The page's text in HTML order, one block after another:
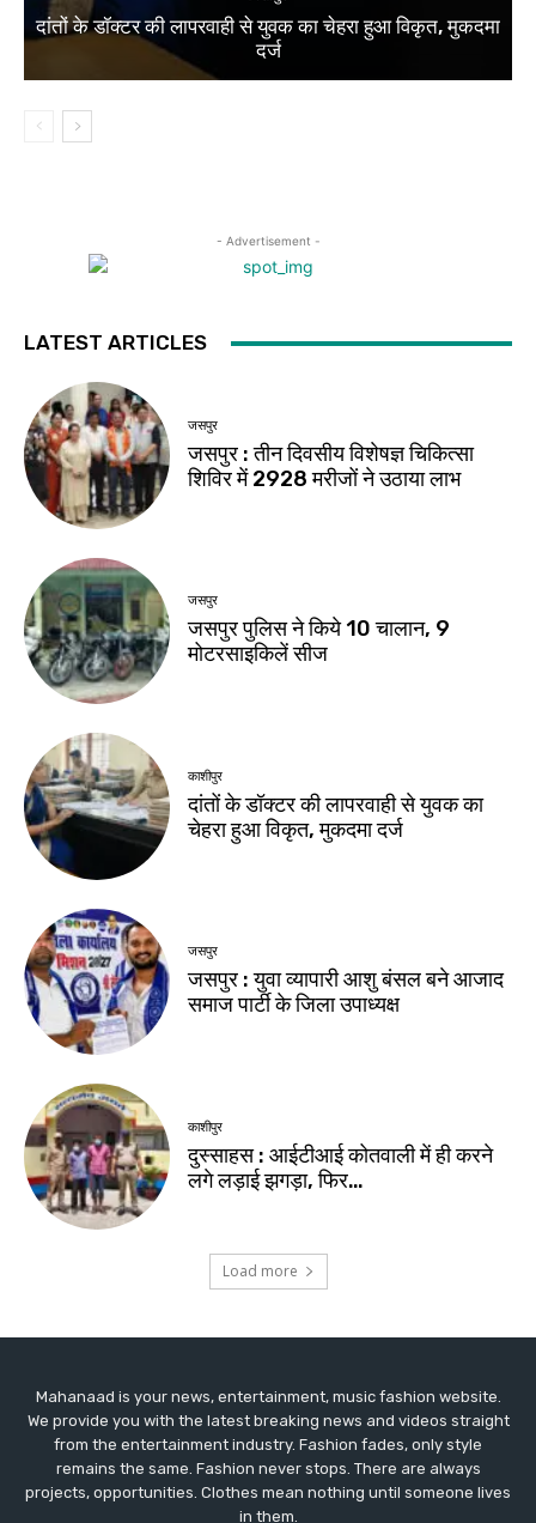
Mahanaad is your news, entertainment, music fashion website.
We provide you with the latest breaking news and videos straight
from the entertainment industry. Fashion fades, only style
remains the same. Fashion never stops. There are always
projects, opportunities. Clothes mean nothing until someone lives
in them.